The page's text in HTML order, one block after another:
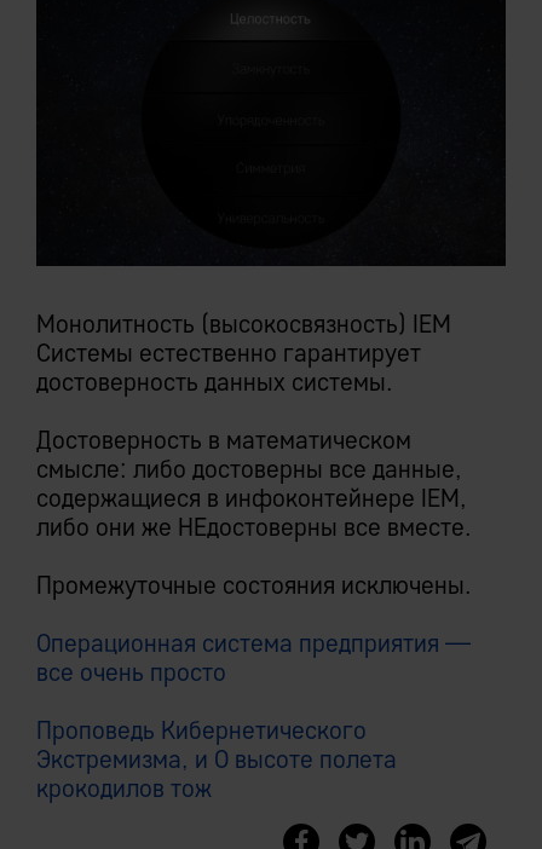
Монолитность (высокосвязность) IEM
Системы естественно гарантирует
достоверность данных системы.
Достоверность в математическом
смысле: либо достоверны все данные,
содержащиеся в инфоконтейнере IEM,
либо они же НЕдостоверны все вместе.
Промежуточные состояния исключены.
Операционная система предприятия —
все очень просто
Проповедь Кибернетического
Экстремизма, и О высоте полета
крокодилов тож